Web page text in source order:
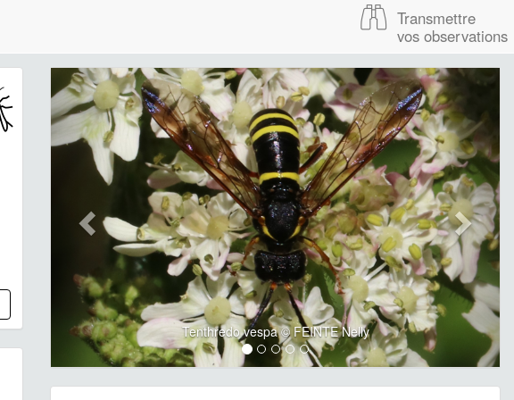
Transmettre
vos observations
Tenthredo vespa © FEINTE Nelly